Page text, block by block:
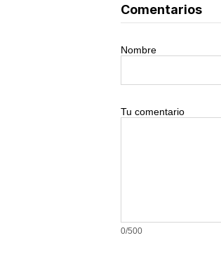
Comentarios
Nombre
Tu comentario
0/500